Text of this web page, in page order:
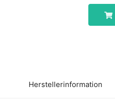
Herstellerinformation